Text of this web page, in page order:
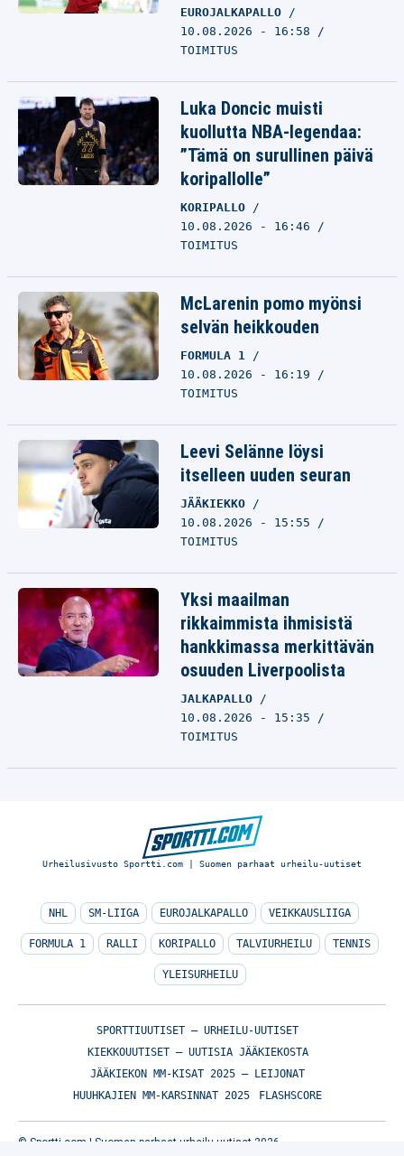
EUROJALKAPALLO
10.08.2026 - 16:58
TOIMITUS
Luka Doncic muisti
kuollutta NBA-legendaa:
”Tämä on surullinen päivä
koripallolle”
KORIPALLO
10.08.2026 - 16:46
TOIMITUS
McLarenin pomo myönsi
selvän heikkouden
FORMULA 1
10.08.2026 - 16:19
TOIMITUS
Leevi Selänne löysi
itselleen uuden seuran
JÄÄKIEKKO
10.08.2026 - 15:55
TOIMITUS
Yksi maailman
rikkaimmista ihmisistä
hankkimassa merkittävän
osuuden Liverpoolista
JALKAPALLO
10.08.2026 - 15:35
TOIMITUS
Urheilusivusto Sportti.com | Suomen parhaat urheilu-uutiset
NHL SM-LIIGA EUROJALKAPALLO VEIKKAUSLIIGA
FORMULA 1 RALLI KORIPALLO TALVIURHEILU TENNIS
YLEISURHEILU
SPORTTIUUTISET – URHEILU-UUTISET
KIEKKOUUTISET – UUTISIA JÄÄKIEKOSTA
JÄÄKIEKON MM-KISAT 2025 – LEIJONAT
HUUHKAJIEN MM-KARSINNAT 2025
FLASHSCORE
© Sportti.com | Suomen parhaat urheilu-uutiset 2026